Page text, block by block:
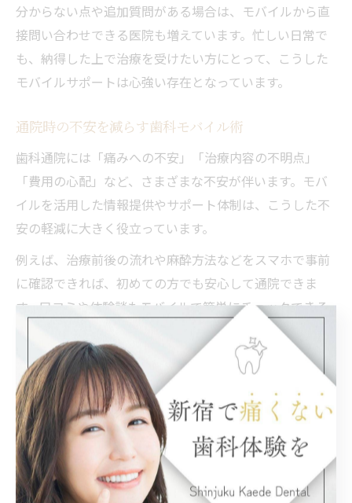
分からない点や追加質問がある場合は、モバイルから直
接問い合わせできる医院も増えています。忙しい日常で
も、納得した上で治療を受けたい方にとって、こうした
モバイルサポートは心強い存在となっています。
通院時の不安を減らす歯科モバイル術
歯科通院には「痛みへの不安」「治療内容の不明点」
「費用の心配」など、さまざまな不安が伴います。モバ
イルを活用した情報提供やサポート体制は、こうした不
安の軽減に大きく役立っています。
例えば、治療前後の流れや麻酔方法などをスマホで事前
に確認できれば、初めての方でも安心して通院できま
す。口コミや体験談もモバイルで簡単にチェックできる
ため、医院選びや治療方針の参考にもなります。さら
に、支払い方法や料金の目安が事前に分かることで、費
用面の不安も解消しやすくなります。
ただし、情報が多すぎて逆に混乱する場合もあるため、
信頼できる公式情報や医院からの案内を優先的に確認し
ましょう。不安を感じた際は、モバイルで気軽に問い合
わせできる仕組みを上手に利用することが大切です。